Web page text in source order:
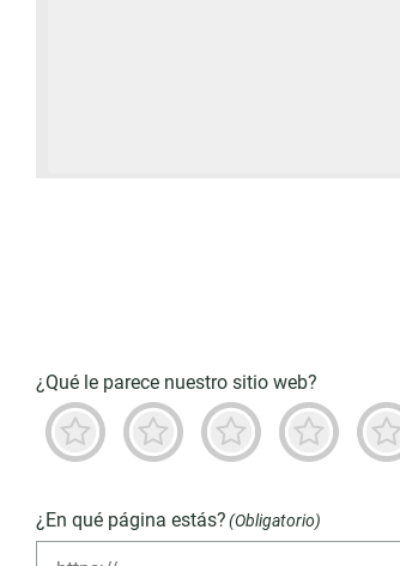
¿Qué le parece nuestro sitio web?
Neutro
No es bueno
Terrible
¿En qué página estás?(Obligatorio)